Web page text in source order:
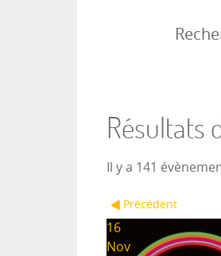
Résultats
Il y a 141
Précédent
16
Nov